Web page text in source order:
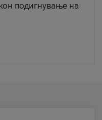
подигнување на